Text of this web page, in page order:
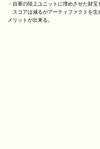
・自軍の陸上ユニットに埋めさせた財
スコアは減るがアーティファクトを生
メリットが出来る。